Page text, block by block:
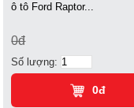
ô tô Ford Raptor...
0đ
Số lượng:
0đ